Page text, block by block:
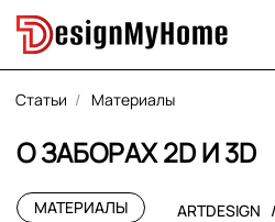
Статьи Материалы
О ЗАБОРАХ 2D И 3D
МАТЕРИАЛЫ ARTDESIGN